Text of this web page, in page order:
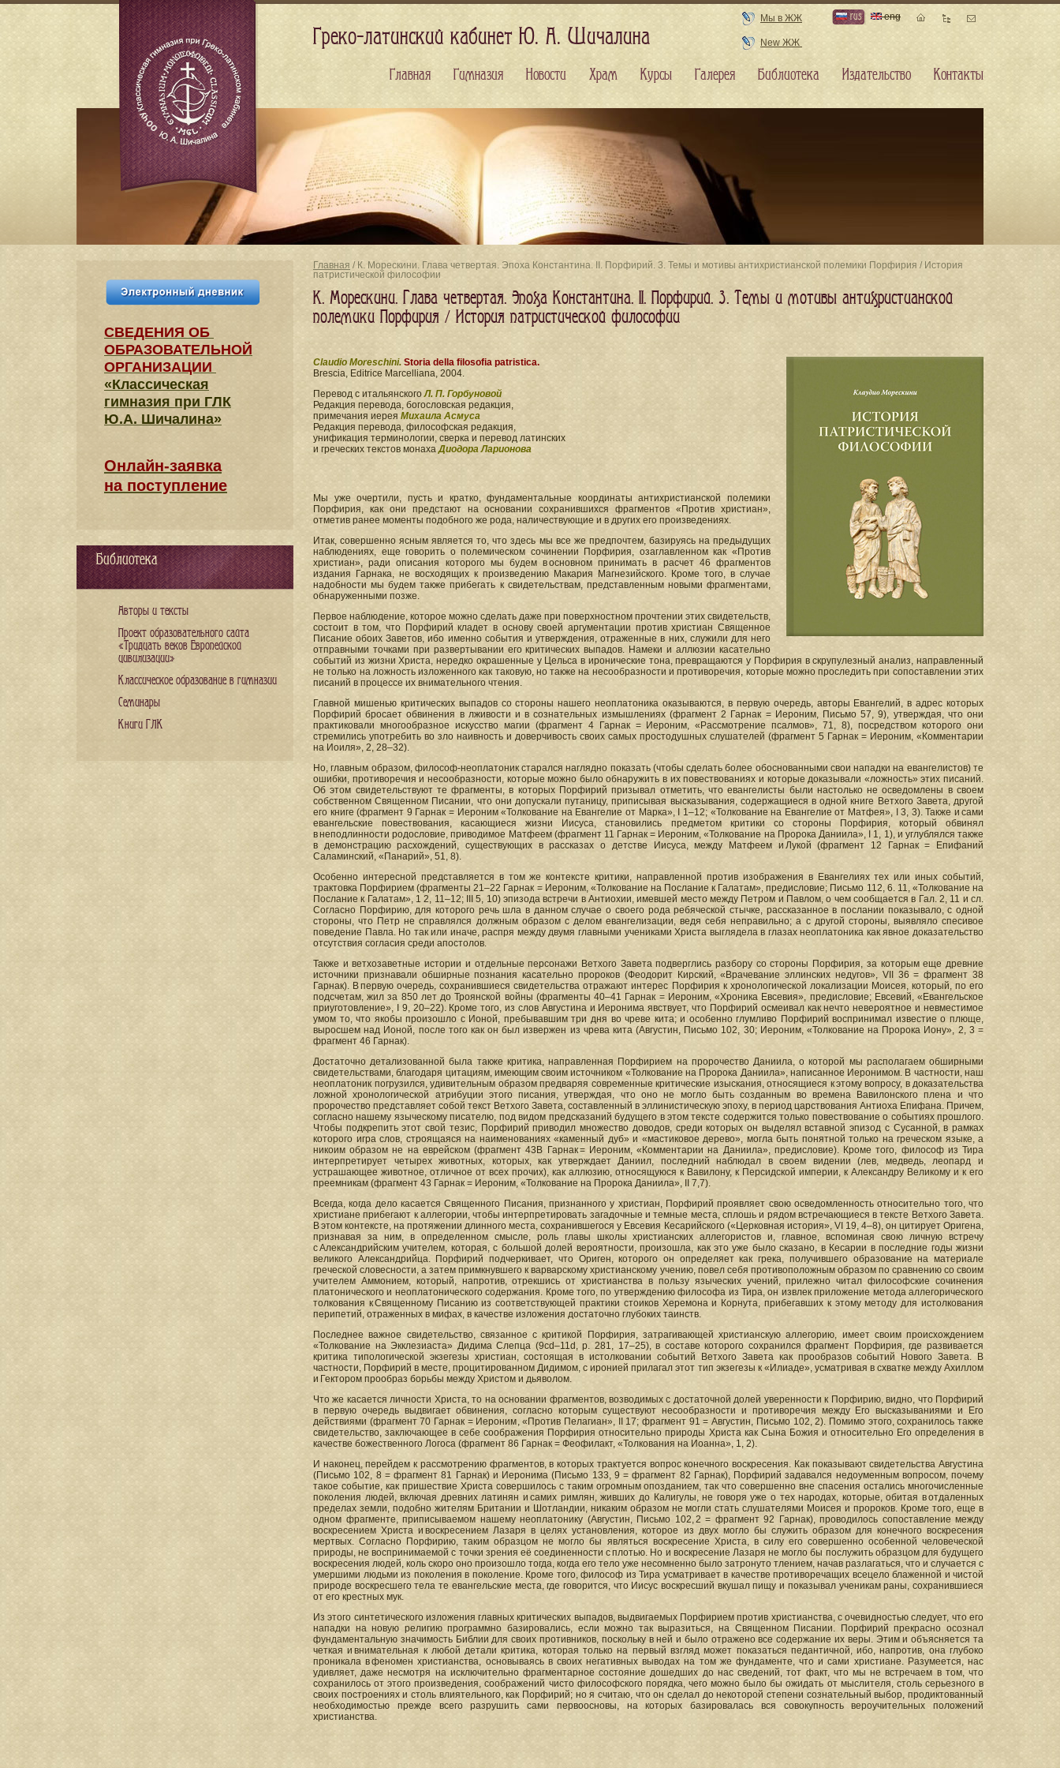
Главная / К. Морескини. Глава четвертая. Эпоха Константина. II. Порфирий. 3. Темы и мотивы антихристианской полемики Порфирия / История
патристической философии
К. Морескини. Глава четвертая. Эпоха Константина. II. Порфирий. 3. Темы и мотивы антихристианской
полемики Порфирия / История патристической философии
Claudio Moreschini. Storia della filosofia patristica.
Brescia, Editrice Marcelliana, 2004.
Перевод с итальянскогоЛ. П. Горбуновой
Редакция перевода, богословская редакция,
примечания иерея Михаила Асмуса
Редакция перевода, философская редакция,
унификация терминологии, сверка и перевод латинских
и греческих текстов монахаДиодора Ларионова
Мы уже очертили, пусть и кратко, фундаментальные координаты антихристианской полемики
Порфирия, как они предстают на основании сохранившихся фрагментов «Против христиан»,
отметив ранее моменты подобного же рода, наличествующие и в других его произведениях.
Итак, совершенно ясным является то, что здесь мы все же предпочтем, базируясь на предыдущих
наблюдениях, еще говорить о полемическом сочинении Порфирия, озаглавленном как «Против
христиан», ради описания которого мы будем в основном принимать в расчет 46 фрагментов
издания Гарнака, не восходящих к произведению Макария Магнезийского. Кроме того, в случае
надобности мы будем также прибегать к свидетельствам, представленным новыми фрагментами,
обнаруженными позже.
Первое наблюдение, которое можно сделать даже при поверхностном прочтении этих свидетельств,
состоит в том, что Порфирий кладет в основу своей аргументации против христиан Священное
Писание обоих Заветов, ибо именно события и утверждения, отраженные в них, служили для него
отправными точками при развертывании его критических выпадов. Намеки и аллюзии касательно
событий из жизни Христа, нередко окрашенные у Цельса в иронические тона, превращаются у Порфирия в скрупулезный анализ, направленный
не только на ложность изложенного как таковую, но также на несообразности и противоречия, которые можно проследить при сопоставлении этих
писаний в процессе их внимательного чтения.
Главной мишенью критических выпадов со стороны нашего неоплатоника оказываются, в первую очередь, авторы Евангелий, в адрес которых
Порфирий бросает обвинения в лживости и в сознательных измышлениях (фрагмент 2 Гарнак = Иероним, Письмо 57, 9), утверждая, что они
практиковали многообразное искусство магии (фрагмент 4 Гарнак = Иероним, «Рассмотрение псалмов», 71, 8), посредством которого они
стремились употребить во зло наивность и доверчивость своих самых простодушных слушателей (фрагмент 5 Гарнак = Иероним, «Комментарии
на Иоиля», 2, 28–32).
Но, главным образом, философ-неоплатоник старался наглядно показать (чтобы сделать более обоснованными свои нападки на евангелистов) те
ошибки, противоречия и несообразности, которые можно было обнаружить в их повествованиях и которые доказывали «ложность» этих писаний.
Об этом свидетельствуют те фрагменты, в которых Порфирий призывал отметить, что евангелисты были настолько не осведомлены в своем
собственном Священном Писании, что они допускали путаницу, приписывая высказывания, содержащиеся в одной книге Ветхого Завета, другой
его книге (фрагмент 9 Гарнак = Иероним «Толкование на Евангелие от Марка», I 1–12; «Толкование на Евангелие от Матфея», I 3, 3). Также и сами
евангельские повествования, касающиеся жизни Иисуса, становились предметом критики со стороны Порфирия, который обвинял
в неподлинности родословие, приводимое Матфеем (фрагмент 11 Гарнак = Иероним, «Толкование на Пророка Даниила», I 1, 1), и углублялся также
в демонстрацию расхождений, существующих в рассказах о детстве Иисуса, между Матфеем и Лукой (фрагмент 12 Гарнак = Епифаний
Саламинский, «Панарий», 51, 8).
Особенно интересной представляется в том же контексте критики, направленной против изображения в Евангелиях тех или иных событий,
трактовка Порфирием (фрагменты 21–22 Гарнак = Иероним, «Толкование на Послание к Галатам», предисловие; Письмо 112, 6. 11, «Толкование на
Послание к Галатам», 1 2, 11–12; III 5, 10) эпизода встречи в Антиохии, имевшей место между Петром и Павлом, о чем сообщается в Гал. 2, 11 и сл.
Согласно Порфирию, для которого речь шла в данном случае о своего рода ребяческой стычке, рассказанное в послании показывало, с одной
стороны, что Петр не справлялся должным образом с делом евангелизации, ведя себя неправильно; а с другой стороны, выявляло спесивое
поведение Павла. Но так или иначе, распря между двумя главными учениками Христа выглядела в глазах неоплатоника как явное доказательство
отсутствия согласия среди апостолов.
Также и ветхозаветные истории и отдельные персонажи Ветхого Завета подверглись разбору со стороны Порфирия, за которым еще древние
источники признавали обширные познания касательно пророков (Феодорит Кирский, «Врачевание эллинских недугов», VII 36 = фрагмент 38
Гарнак). В первую очередь, сохранившиеся свидетельства отражают интерес Порфирия к хронологической локализации Моисея, который, по его
подсчетам, жил за 850 лет до Троянской войны (фрагменты 40–41 Гарнак = Иероним, «Хроника Евсевия», предисловие; Евсевий, «Евангельское
приуготовление», I 9, 20–22). Кроме того, из слов Августина и Иеронима явствует, что Порфирий осмеивал как нечто невероятное и невместимое
умом то, что якобы произошло с Ионой, пребывавшим три дня во чреве кита; и особенно глумливо Порфирий воспринимал известие о плюще,
выросшем над Ионой, после того как он был извержен из чрева кита (Августин, Письмо 102, 30; Иероним, «Толкование на Пророка Иону», 2, 3 =
фрагмент 46 Гарнак).
Достаточно детализованной была также критика, направленная Порфирием на пророчество Даниила, о которой мы располагаем обширными
свидетельствами, благодаря цитациям, имеющим своим источником «Толкование на Пророка Даниила», написанное Иеронимом. В частности, наш
неоплатоник погрузился, удивительным образом предваряя современные критические изыскания, относящиеся к этому вопросу, в доказательства
ложной хронологической атрибуции этого писания, утверждая, что оно не могло быть созданным во времена Вавилонского плена и что
пророчество представляет собой текст Ветхого Завета, составленный в эллинистическую эпоху, в период царствования Антиоха Епифана. Причем,
согласно нашему языческому писателю, под видом предсказаний будущего в этом тексте содержится только повествование о событиях прошлого.
Чтобы подкрепить этот свой тезис, Порфирий приводил множество доводов, среди которых он выделял вставной эпизод с Сусанной, в рамках
которого игра слов, строящаяся на наименованиях «каменный дуб» и «мастиковое дерево», могла быть понятной только на греческом языке, а
никоим образом не на еврейском (фрагмент 43B Гарнак = Иероним, «Комментарии на Даниила», предисловие). Кроме того, философ из Тира
интерпретирует четырех животных, которых, как утверждает Даниил, последний наблюдал в своем видении (лев, медведь, леопард и
устрашающее животное, отличное от всех прочих), как аллюзию, относящуюся к Вавилону, к Персидской империи, к Александру Великому и к его
преемникам (фрагмент 43 Гарнак = Иероним, «Толкование на Пророка Даниила», II 7,7).
Всегда, когда дело касается Священного Писания, признанного у христиан, Порфирий проявляет свою осведомленность относительно того, что
христиане прибегают к аллегории, чтобы интерпретировать загадочные и темные места, сплошь и рядом встречающиеся в тексте Ветхого Завета.
В этом контексте, на протяжении длинного места, сохранившегося у Евсевия Кесарийского («Церковная история», VI 19, 4–8), он цитирует Оригена,
признавая за ним, в определенном смысле, роль главы школы христианских аллегористов и, главное, вспоминая свою личную встречу
с Александрийским учителем, которая, c большой долей вероятности, произошла, как это уже было сказано, в Кесарии в последние годы жизни
великого Александрийца. Порфирий подчеркивает, что Ориген, которого он определяет как грека, получившего образование на материале
греческой словесности, а затем примкнувшего к варварскому христианскому учению, повел себя противоположным образом по сравнению со своим
учителем Аммонием, который, напротив, отрекшись от христианства в пользу языческих учений, прилежно читал философские сочинения
платонического и неоплатонического содержания. Кроме того, по утверждению философа из Тира, он извлек приложение метода аллегорического
толкования к Священному Писанию из соответствующей практики стоиков Херемона и Корнута, прибегавших к этому методу для истолкования
перипетий, отраженных в мифах, в качестве изложения достаточно глубоких таинств.
Последнее важное свидетельство, связанное с критикой Порфирия, затрагивающей христианскую аллегорию, имеет своим происхождением
«Толкование на Экклезиаста» Дидима Слепца (9cd–11d, p. 281, 17–25), в составе которого сохранился фрагмент Порфирия, где развивается
критика типологической экзегезы христиан, состоящая в истолковании событий Ветхого Завета как прообразов событий Нового Завета. В
частности, Порфирий в месте, процитированном Дидимом, с иронией прилагал этот тип экзегезы к «Илиаде», усматривая в схватке между Ахиллом
и Гектором прообраз борьбы между Христом и дьяволом.
Что же касается личности Христа, то на основании фрагментов, возводимых с достаточной долей уверенности к Порфирию, видно, что Порфирий
в первую очередь выдвигает обвинения, согласно которым существуют несообразности и противоречия между Его высказываниями и Его
действиями (фрагмент 70 Гарнак = Иероним, «Против Пелагиан», II 17; фрагмент 91 = Августин, Письмо 102, 2). Помимо этого, сохранилось также
свидетельство, заключающее в себе соображения Порфирия относительно природы Христа как Сына Божия и относительно Его определения в
качестве божественного Логоса (фрагмент 86 Гарнак = Феофилакт, «Толкования на Иоанна», 1, 2).
И наконец, перейдем к рассмотрению фрагментов, в которых трактуется вопрос конечного воскресения. Как показывают свидетельства Августина
(Письмо 102, 8 = фрагмент 81 Гарнак) и Иеронима (Письмо 133, 9 = фрагмент 82 Гарнак), Порфирий задавался недоуменным вопросом, почему
такое событие, как пришествие Христа совершилось с таким огромным опозданием, так что совершенно вне спасения остались многочисленные
поколения людей, включая древних латинян и самих римлян, живших до Калигулы, не говоря уже о тех народах, которые, обитая в отдаленных
пределах земли, подобно жителям Британии и Шотландии, никаким образом не могли стать слушателями Моисея и пророков. Кроме того, еще в
одном фрагменте, приписываемом нашему неоплатонику (Августин, Письмо 102, 2 = фрагмент 92 Гарнак), проводилось сопоставление между
воскресением Христа и воскресением Лазаря в целях установления, которое из двух могло бы служить образом для конечного воскресения
мертвых. Согласно Порфирию, таким образцом не могло бы являться воскресение Христа, в силу его совершенно особенной человеческой
природы, не воспринимаемой с точки зрения её соединенности с плотью. Но и воскресение Лазаря не могло бы послужить образцом для будущего
воскресения людей, коль скоро оно произошло тогда, когда его тело уже несомненно было затронуто тлением, начав разлагаться, что и случается с
умершими людьми из поколения в поколение. Кроме того, философ из Тира усматривает в качестве противоречащих всецело блаженной и чистой
природе воскресшего тела те евангельские места, где говорится, что Иисус воскресший вкушал пищу и показывал ученикам раны, сохранившиеся
от его крестных мук.
Из этого синтетического изложения главных критических выпадов, выдвигаемых Порфирием против христианства, с очевидностью следует, что его
нападки на новую религию программно базировались, если можно так выразиться, на Священном Писании. Порфирий прекрасно осознал
фундаментальную значимость Библии для своих противников, поскольку в ней и было отражено все содержание их веры. Этим и объясняется та
четкая и внимательная к любой детали критика, которая только на первый взгляд может показаться педантичной, ибо, напротив, она глубоко
проникала в феномен христианства, основываясь в своих негативных выводах на том же фундаменте, что и сами христиане. Разумеется, нас
удивляет, даже несмотря на исключительно фрагментарное состояние дошедших до нас сведений, тот факт, что мы не встречаем в том, что
сохранилось от этого произведения, соображений чисто философского порядка, чего можно было бы ожидать от мыслителя, столь серьезного в
своих построениях и столь влиятельного, как Порфирий; но я считаю, что он сделал до некоторой степени сознательный выбор, продиктованный
необходимостью прежде всего разрушить сами первоосновы, на которых базировалась вся совокупность вероучительных положений
христианства.
СВЕДЕНИЯ​ ОБ
ОБРАЗОВАТЕЛЬНОЙ
ОРГАНИЗАЦИИ
«Классическая
гимназия при ГЛК
Ю.А. Шичалина»
Онлайн-заявка
на поступление
Библиотека
Авторы и тексты
Проект образовательного сайта
«Тридцать веков Европейской
цивилизации»
Классическое образование в гимназии
Семинары
Книги ГЛК
Греко-латинский кабинет Ю. А. Шичалина
Мы в ЖЖ
New ЖЖ
rus eng
Главная Гимназия Новости Храм Курсы Галерея Библиотека Издательство Контакты